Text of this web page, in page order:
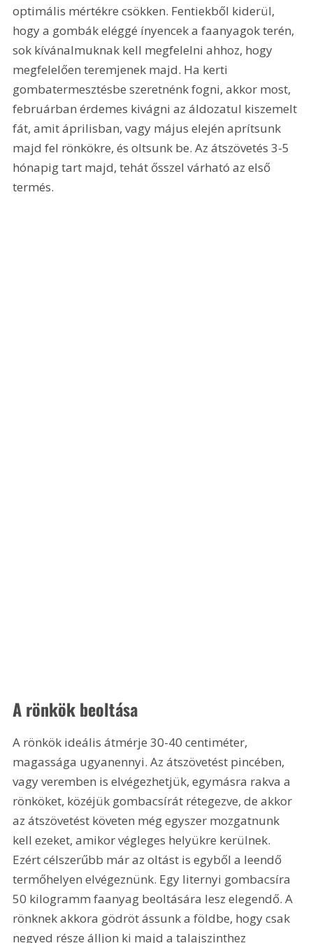
optimális mértékre csökken. Fentiekből kiderül,
hogy a gombák eléggé ínyencek a faanyagok terén,
sok kívánalmuknak kell megfelelni ahhoz, hogy
megfelelően teremjenek majd. Ha kerti
gombatermesztésbe szeretnénk fogni, akkor most,
februárban érdemes kivágni az áldozatul kiszemelt
fát, amit áprilisban, vagy május elején aprítsunk
majd fel rönkökre, és oltsunk be. Az átszövetés 3-5
hónapig tart majd, tehát ősszel várható az első
termés.
A rönkök beoltása
A rönkök ideális átmérje 30-40 centiméter,
magassága ugyanennyi. Az átszövetést pincében,
vagy veremben is elvégezhetjük, egymásra rakva a
rönköket, közéjük gombacsírát rétegezve, de akkor
az átszövetést követen még egyszer mozgatnunk
kell ezeket, amikor végleges helyükre kerülnek.
Ezért célszerűbb már az oltást is egyből a leendő
termőhelyen elvégeznünk. Egy liternyi gombacsíra
50 kilogramm faanyag beoltására lesz elegendő. A
rönknek akkora gödröt ássunk a földbe, hogy csak
negyed része álljon ki majd a talajszinthez